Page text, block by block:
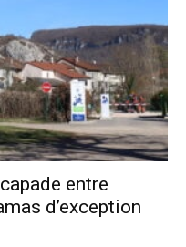
entre
d’exception